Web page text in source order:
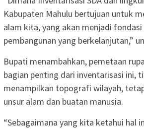
Kabupaten Mahulu bertujuan untuk
alam kita, yang akan menjadi fondasi
pembangunan yang berkelanjutan,”
Bupati menambahkan, pemetaan
bagian penting dari inventarisasi ini,
menampilkan topografi wilayah,
unsur alam dan buatan manusia.
“Sebagaimana yang kita ketahui hal